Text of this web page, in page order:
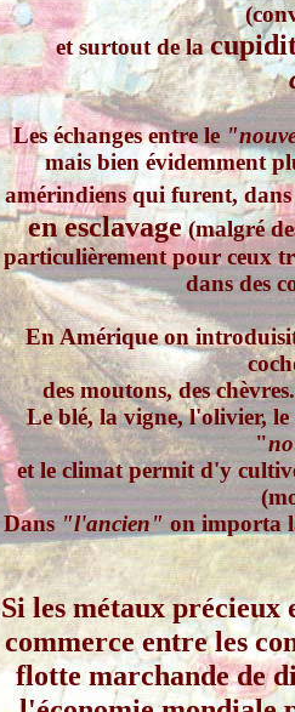
et surtout de la
Les échanges entre le
mais bien évidemment
amérindiens qui furent,
en esclavage(malgré
particulièrement pour ceux
dans des
En Amérique on
des moutons, des
Le blé, la vigne, l'olivier, le
"
et le climat permit d'y
Dans "l'ancien" on importa
Si les métaux
commerce entre les
flotte marchande de